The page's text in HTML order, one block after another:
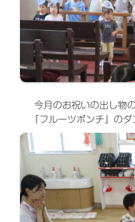
今月のお祝いの出し物
「フルーツポンチ」の